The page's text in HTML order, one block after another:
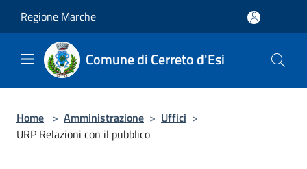
Regione Marche
Comune di Cerreto d'Esi
Home > Amministrazione > Uffici >
URP Relazioni con il pubblico